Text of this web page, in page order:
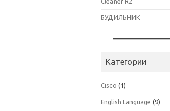
БУДИЛЬНИК
Категории
Cisco (1)
English Language (9)